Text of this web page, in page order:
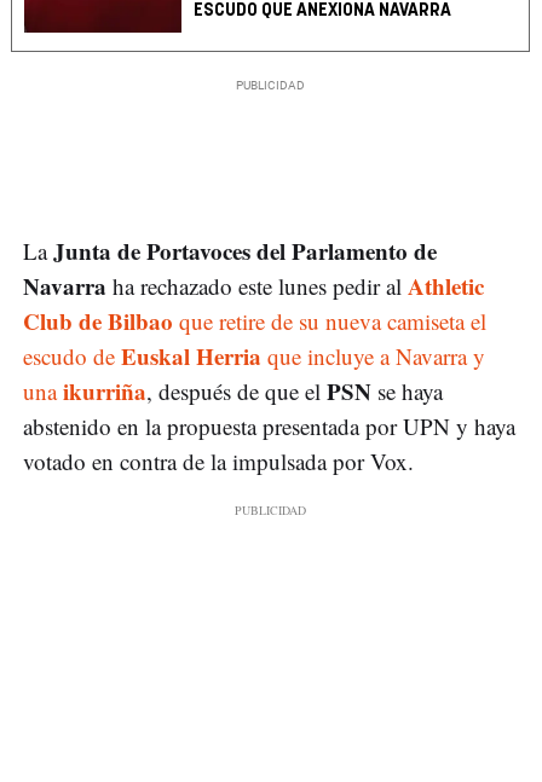
ESCUDO QUE ANEXIONA NAVARRA
LaJunta de Portavoces del Parlamento de
Navarra ha rechazado este lunes pedir al Athletic
Club de Bilbao que retire de su nueva camiseta el
escudo de Euskal Herria que incluye a Navarra y
unaikurriña, después de que el PSN se haya
abstenido en la propuesta presentada por UPN y haya
votado en contra de la impulsada por Vox.